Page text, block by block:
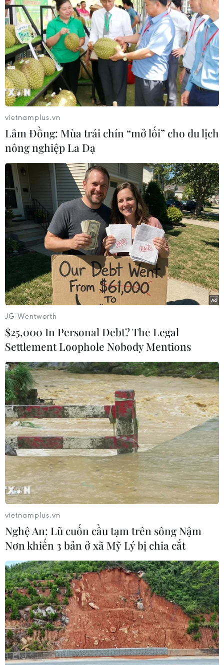
TIN LIÊN QUAN
FIFA: Kỷ nguyên thành công chưa từng có
của bóng đá Việt Nam
19/12/2018 09:20
“Chức vô địch này tiếp tục tô điểm cho kỷ nguyên thành
công chưa từng có của bóng đá Việt Nam," đó là
những lời ca ngợi mà FIFA dành cho Việt Nam sau khi
đăng quang tại AFF Suzuki Cup 2018.
HLV Park Hang-seo "lên giây cót" cho
vòng loại U23 châu Á 2020
20/02/2019 13:38
Huấn luyện viên Park Hang Seo đã có buổi làm việc với
lãnh đạo và bộ phận chuyên môn của Liên đoàn Bóng
đá Việt Nam (VFF), nhằm lên kế hoạch tuyển quân cho
Đội tuyển U23 Việt Nam.
vietnamplus.vn
Lâm Đồng: Mùa trái chín “mở lối” cho du lịch
nông nghiệp La Dạ
JG Wentworth
$25,000 In Personal Debt? The Legal
Settlement Loophole Nobody Mentions
vietnamplus.vn
Nghệ An: Lũ cuốn cầu tạm trên sông Nậm
Nơn khiến 3 bản ở xã Mỹ Lý bị chia cắt